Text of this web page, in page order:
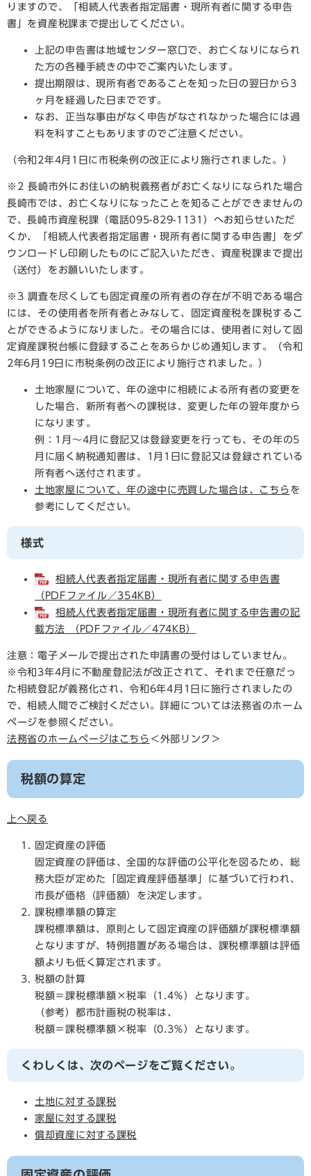
りますので、「相続人代表者指定届書・現所有者に関する申告
書」を資産税課まで提出してください。
上記の申告書は地域センター窓口で、お亡くなりになられ
た方の各種手続きの中でご案内いたします。
提出期限は、現所有者であることを知った日の翌日から3
ヶ月を経過した日までです。
なお、正当な事由がなく申告がなされなかった場合には過
料を科すこともありますのでご注意ください。
（令和2年4月1日に市税条例の改正により施行されました。）
※2 長崎市外にお住いの納税義務者がお亡くなりになられた場合
長崎市では、お亡くなりになったことを知ることができませんの
で、長崎市資産税課（電話095-829-1131）へお知らせいただ
くか、「相続人代表者指定届書・現所有者に関する申告書」をダ
ウンロードし印刷したものにご記入いただき、資産税課まで提出
（送付）をお願いいたします。
※3 調査を尽くしても固定資産の所有者の存在が不明である場合
には、その使用者を所有者とみなして、固定資産税を課税するこ
とができるようになりました。その場合には、使用者に対して固
定資産課税台帳に登録することをあらかじめ通知します。（令和
2年6月19日に市税条例の改正により施行されました。）
土地家屋について、年の途中に相続による所有者の変更を
した場合、新所有者への課税は、変更した年の翌年度から
になります。
例：1月～4月に登記又は登録変更を行っても、その年の5
月に届く納税通知書は、1月1日に登記又は登録されている
所有者へ送付されます。
土地家屋について、年の途中に売買した場合は、こちら を
参考にしてください。
様式
相続人代表者指定届書・現所有者に関する申告書
（PDFファイル／354KB）
相続人代表者指定届書・現所有者に関する申告書の記
載方法 （PDFファイル／474KB）
注意：電子メールで提出された申請書の受付はしていません。
※令和3年4月に不動産登記法が改正されて、それまで任意だっ
た相続登記が義務化され、令和6年4月1日に施行されましたの
で、相続人間でご検討ください。詳細については法務省のホーム
ページを参照ください。
法務省のホームページはこちら ＜外部リンク＞
税額の算定
上へ戻る
固定資産の評価
固定資産の評価は、全国的な評価の公平化を図るため、総
務大臣が定めた「固定資産評価基準」に基づいて行われ、
市長が価格（評価額）を決定します。
課税標準額の算定
課税標準額は、原則として固定資産の評価額が課税標準額
となりますが、特例措置がある場合は、課税標準額は評価
額よりも低く算定されます。
税額の計算
税額＝課税標準額×税率（1.4％）となります。
（参考）都市計画税の税率は、
税額＝課税標準額×税率（0.3％）となります。
くわしくは、次のページをご覧ください。
土地に対する課税
家屋に対する課税
償却資産に対する課税